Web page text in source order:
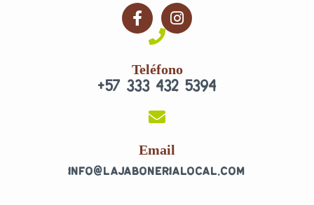
F
a
b
o
f
I
n
a
g
Teléfono
+57 333 432 5394
Email
info@lajabonerialocal.com